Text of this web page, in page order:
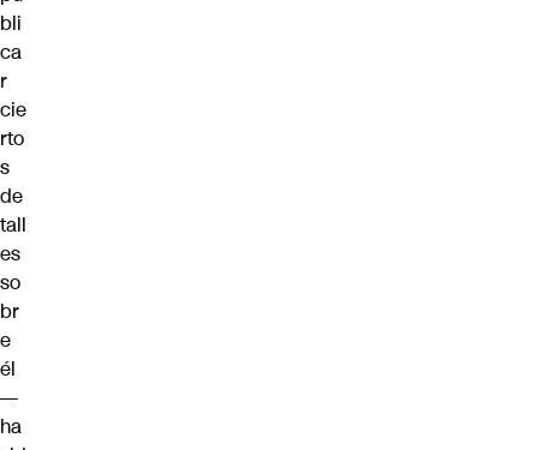
bli
ca
r
cie
rto
s
de
tall
es
so
br
e
él
—
ha